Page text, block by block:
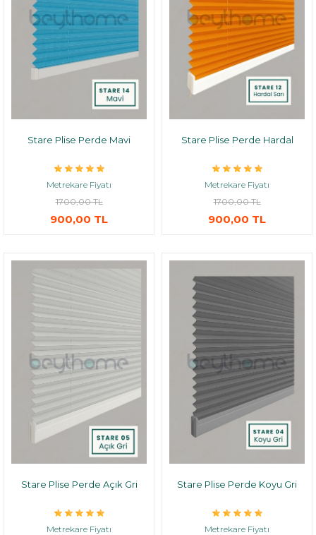
Stare Plise Perde Mavi
Metrekare Fiyatı
1700,00 TL
900,00 TL
Stare Plise Perde Hardal
Metrekare Fiyatı
1700,00 TL
900,00 TL
Stare Plise Perde Açık Gri
Metrekare Fiyatı
Stare Plise Perde Koyu Gri
Metrekare Fiyatı